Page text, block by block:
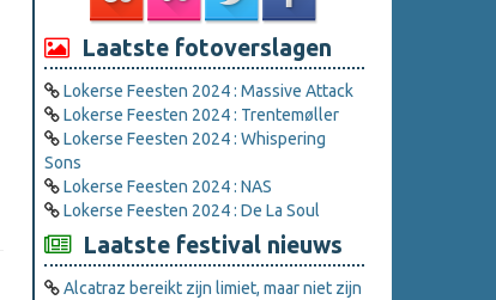
Laatste fotoverslagen
Lokerse Feesten 2024 : Massive Attack
Lokerse Feesten 2024 : Trentemøller
Lokerse Feesten 2024 : Whispering
Sons
Lokerse Feesten 2024 : NAS
Lokerse Feesten 2024 : De La Soul
Laatste festival nieuws
Alcatraz bereikt zijn limiet, maar niet zijn